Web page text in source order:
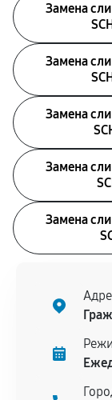
Замена
Замена
Замена
Замена
Замена